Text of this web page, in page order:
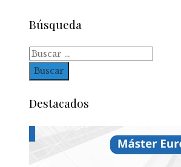
Búsqueda
Buscar:
Destacados